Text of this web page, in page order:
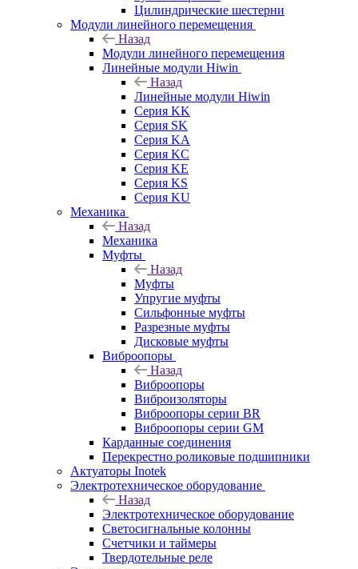
Цилиндрические шестерни
Модули линейного перемещения
Назад
Модули линейного перемещения
Линейные модули Hiwin
Назад
Линейные модули Hiwin
Серия KK
Серия SK
Серия KA
Серия KC
Серия KE
Серия KS
Серия KU
Механика
Назад
Механика
Муфты
Назад
Муфты
Упругие муфты
Сильфонные муфты
Разрезные муфты
Дисковые муфты
Виброопоры
Назад
Виброопоры
Виброизоляторы
Виброопоры серии BR
Виброопоры серии GM
Карданные соединения
Перекрестно роликовые подшипники
Актуаторы Inotek
Электротехническое оборудование
Назад
Электротехническое оборудование
Светосигнальные колонны
Счетчики и таймеры
Твердотельные реле